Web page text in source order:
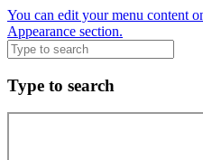
You can edit your menu content
Appearance section.
Type to search